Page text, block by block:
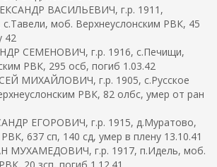
ВАСИЛЬЕВИЧ, г.р. 1911,
моб. Верхнеуслонским РВК, 45
42
СЕМЕНОВИЧ, г.р. 1916, с.Печищи,
РВК, 295 осб, погиб 1.03.42
МИХАЙЛОВИЧ, г.р. 1905, с.Русское
РВК, 82 олбс, умер от ран
ЕГОРОВИЧ, г.р. 1915, д.Муратово,
637 сп, 140 сд, умер в плену 13.10.41
МУХАМЕДОВИЧ, г.р. 1917, п.Идель, моб.